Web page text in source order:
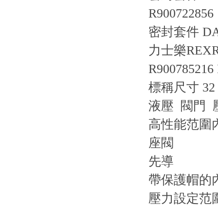
R900722856
密封套件
力士樂
標稱尺寸
液壓 閥門
高性能范圍
座閥
先導
帶保護帽的
壓力設定范